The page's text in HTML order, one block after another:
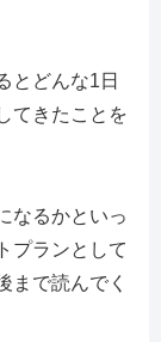
とどんな1日
てきたことを
なるかといっ
プランとして
まで読んでく